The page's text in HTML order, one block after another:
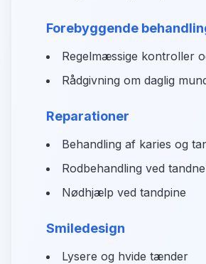
Forebyggende
Regelmæssige kontroller
Rådgivning om daglig
Reparationer
Behandling af karies og
Rodbehandling ved
Nødhjælp ved tandpine
Smiledesign
Lysere og hvide tænder